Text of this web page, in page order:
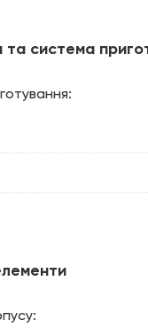
та система